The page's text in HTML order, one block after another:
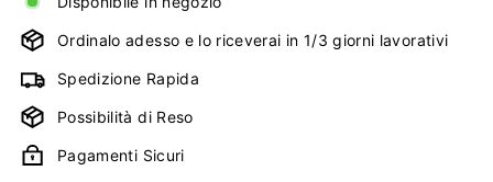
Ordinalo adesso e lo riceverai in 1/3 giorni lavorativi
Spedizione Rapida
Possibilità di Reso
Pagamenti Sicuri